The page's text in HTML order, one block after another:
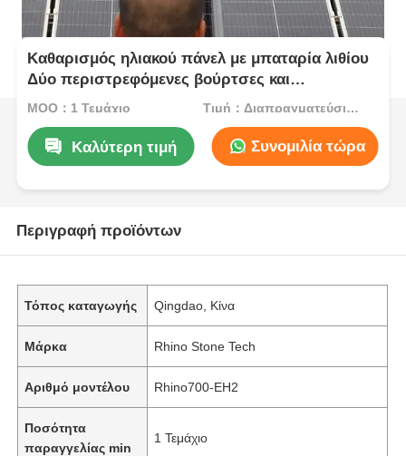
Καθαρισμός ηλιακού πάνελ με μπαταρία λιθίου
Δύο περιστρεφόμενες βούρτσες και
τηλεσκοπικός στύλος για φωτοβολταϊκά
MOQ：1 Τεμάχιο Τιμή：Διαπραγματεύσιμος
Καλύτερη τιμή Συνομιλία τώρα
Περιγραφή προϊόντων
Τόπος καταγωγής Qingdao, Κίνα
Μάρκα Rhino Stone Tech
Αριθμό μοντέλου Rhino700-EH2
Ποσότητα
παραγγελίας min
1 Τεμάχιο